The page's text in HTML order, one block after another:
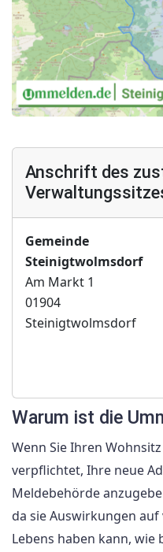
Anschrift des
Gemeinde
Steinigtwolmsdorf
Am Markt 1
01904
Steinigtwolmsdorf
Warum ist die
Wenn Sie Ihren
verpflichtet, Ihre neue
Meldebehörde
da sie Auswirkungen
Lebens haben kann, wie